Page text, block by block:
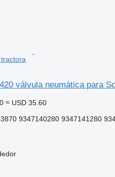
válvula neumática para
≈ USD 35.60
9347140280 9347141280